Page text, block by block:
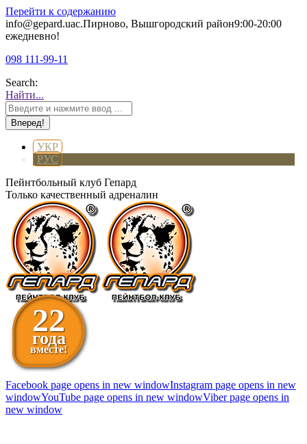
Перейти к содержанию
info@gepard.uaс.Пирново, Вышгородский район9:00-20:00
ежедневно!
098 111-99-11
Search:
Найти...
УКР
РУС
Пейнтбольный клуб Гепард
Только качественный адреналин
22
года
вместе!
Facebook page opens in new windowInstagram page opens in new
windowYouTube page opens in new windowViber page opens in
new window